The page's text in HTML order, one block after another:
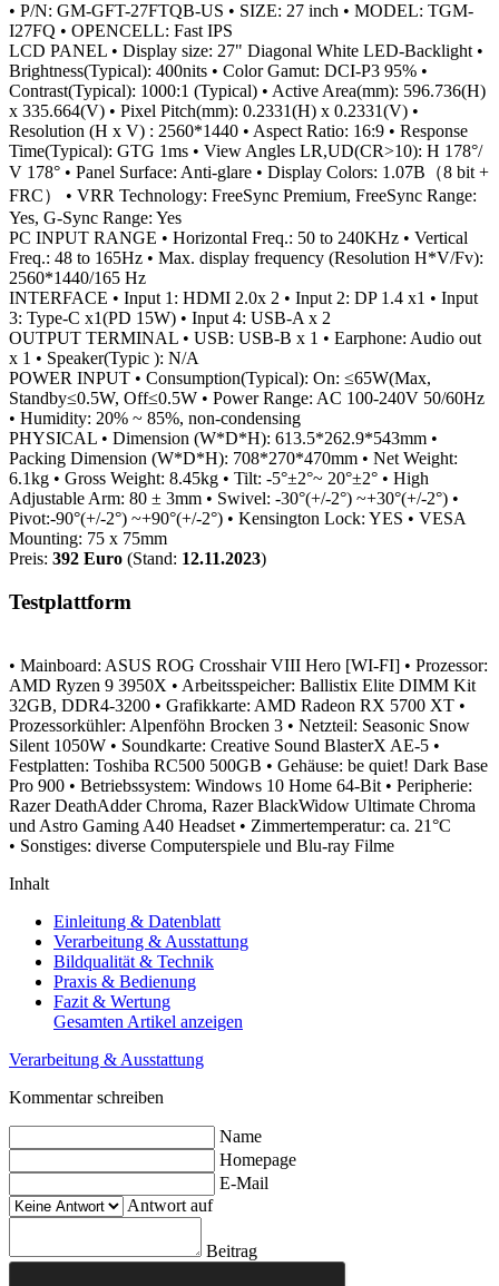
• P/N: GM-GFT-27FTQB-US • SIZE: 27 inch • MODEL: TGM-
I27FQ • OPENCELL: Fast IPS
LCD PANEL • Display size: 27" Diagonal White LED-Backlight •
Brightness(Typical): 400nits • Color Gamut: DCI-P3 95% •
Contrast(Typical): 1000:1 (Typical) • Active Area(mm): 596.736(H)
x 335.664(V) • Pixel Pitch(mm): 0.2331(H) x 0.2331(V) •
Resolution (H x V) : 2560*1440 • Aspect Ratio: 16:9 • Response
Time(Typical): GTG 1ms • View Angles LR,UD(CR>10): H 178°/
V 178° • Panel Surface: Anti-glare • Display Colors: 1.07B（8 bit +
FRC） • VRR Technology: FreeSync Premium, FreeSync Range:
Yes, G-Sync Range: Yes
PC INPUT RANGE • Horizontal Freq.: 50 to 240KHz • Vertical
Freq.: 48 to 165Hz • Max. display frequency (Resolution H*V/Fv):
2560*1440/165 Hz
INTERFACE • Input 1: HDMI 2.0x 2 • Input 2: DP 1.4 x1 • Input
3: Type-C x1(PD 15W) • Input 4: USB-A x 2
OUTPUT TERMINAL • USB: USB-B x 1 • Earphone: Audio out
x 1 • Speaker(Typic ): N/A
POWER INPUT • Consumption(Typical): On: ≤65W(Max,
Standby≤0.5W, Off≤0.5W • Power Range: AC 100-240V 50/60Hz
• Humidity: 20% ~ 85%, non-condensing
PHYSICAL • Dimension (W*D*H): 613.5*262.9*543mm •
Packing Dimension (W*D*H): 708*270*470mm • Net Weight:
6.1kg • Gross Weight: 8.45kg • Tilt: -5°±2°~ 20°±2° • High
Adjustable Arm: 80 ± 3mm • Swivel: -30°(+/-2°) ~+30°(+/-2°) •
Pivot:-90°(+/-2°) ~+90°(+/-2°) • Kensington Lock: YES • VESA
Mounting: 75 x 75mm
Preis: 392 Euro (Stand: 12.11.2023)
Testplattform
• Mainboard: ASUS ROG Crosshair VIII Hero [WI-FI] • Prozessor:
AMD Ryzen 9 3950X • Arbeitsspeicher: Ballistix Elite DIMM Kit
32GB, DDR4-3200 • Grafikkarte: AMD Radeon RX 5700 XT •
Prozessorkühler: Alpenföhn Brocken 3 • Netzteil: Seasonic Snow
Silent 1050W • Soundkarte: Creative Sound BlasterX AE-5 •
Festplatten: Toshiba RC500 500GB • Gehäuse: be quiet! Dark Base
Pro 900 • Betriebssystem: Windows 10 Home 64-Bit • Peripherie:
Razer DeathAdder Chroma, Razer BlackWidow Ultimate Chroma
und Astro Gaming A40 Headset • Zimmertemperatur: ca. 21°C
• Sonstiges: diverse Computerspiele und Blu-ray Filme
Inhalt
Einleitung & Datenblatt
Verarbeitung & Ausstattung
Bildqualität & Technik
Praxis & Bedienung
Fazit & Wertung
Gesamten Artikel anzeigen
Verarbeitung & Ausstattung
Kommentar schreiben
Name
Homepage
E-Mail
Antwort auf
Beitrag